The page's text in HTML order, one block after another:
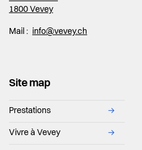
1800 Vevey
Mail : info@vevey.ch
Site map
Prestations →
Vivre à Vevey →